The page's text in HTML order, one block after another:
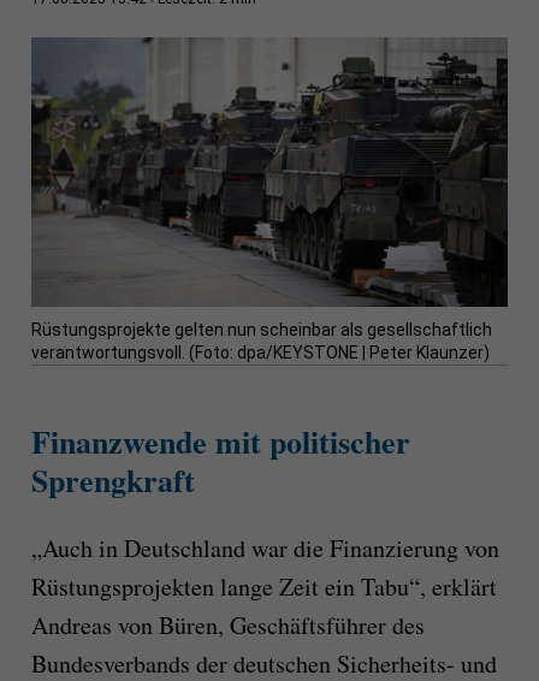
Rüstungsprojekte gelten nun scheinbar als gesellschaftlich
verantwortungsvoll. (Foto: dpa/KEYSTONE | Peter Klaunzer)
Finanzwende mit politischer
Sprengkraft
„Auch in Deutschland war die Finanzierung von
Rüstungsprojekten lange Zeit ein Tabu“, erklärt
Andreas von Büren, Geschäftsführer des
Bundesverbands der deutschen Sicherheits- und